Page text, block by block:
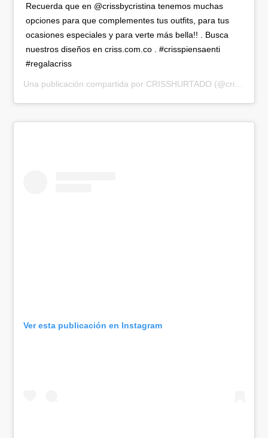
Recuerda que en @crissbycristina tenemos muchas
opciones para que complementes tus outfits, para tus
ocasiones especiales y para verte más bella!! . Busca
nuestros diseños en criss.com.co . #crisspiensaenti
#regalacriss
Una publicación compartida por CRISSHURTADO (@crisshurtado) el
Ver esta publicación en Instagram